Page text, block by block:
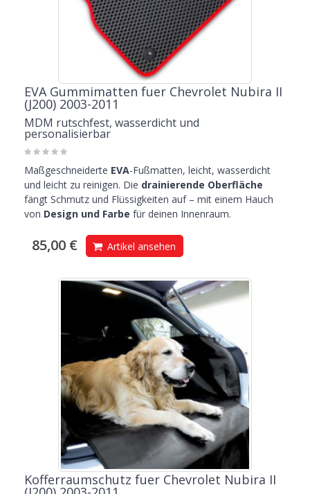
EVA Gummimatten fuer Chevrolet Nubira II
(J200) 2003-2011
MDM rutschfest, wasserdicht und
personalisierbar
Maßgeschneiderte EVA-Fußmatten, leicht, wasserdicht
und leicht zu reinigen. Die drainierende Oberfläche
fängt Schmutz und Flüssigkeiten auf – mit einem Hauch
von Design und Farbe für deinen Innenraum.
85,00 € Artikel ansehen
Kofferraumschutz fuer Chevrolet Nubira II